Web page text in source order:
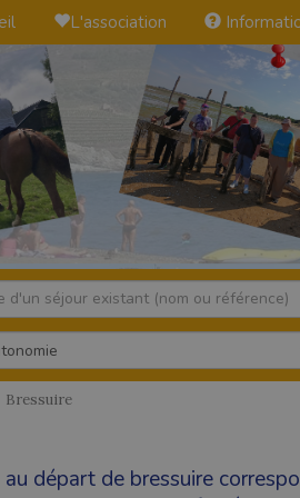
L'association
Bressuire
au départ de bressuire